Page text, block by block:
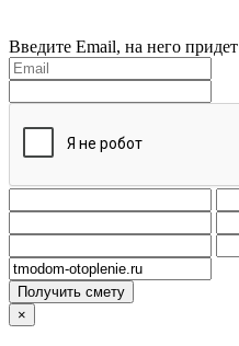
Введите Email, на него придет
Получить смету
×